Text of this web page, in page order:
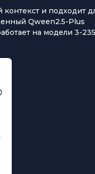
и подходит
Qween2.5-Plus
на модели 3-